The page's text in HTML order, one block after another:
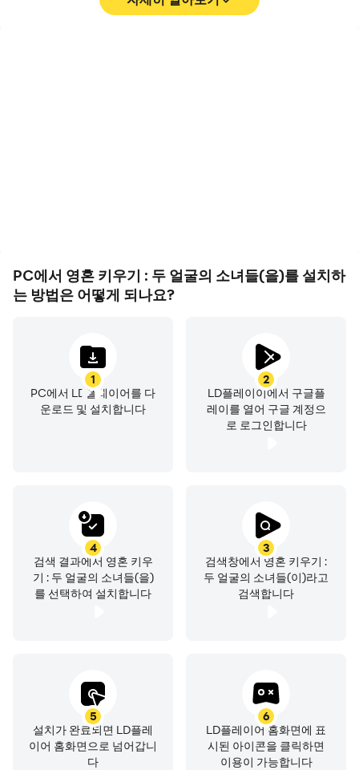
▶ 선택적 접근 권한
- 운영체제 6.0 미만: 운영체제를 업그레이드 후 접근권한
철회 or 앱 삭제
■ 주의사항 ■
1. 해당 게임에는 부분 유료 아이템이 포함되어 있습니다.
부분 유료 아이템을 결제 시, 실제 과금이 발생하는 점 유의
부탁드립니다.
개발자 연락처 :
주식회사 폴포지션게임즈 28 옥상, 옥상
성남시, 경기도 13522
South Korea 780-87-00392 2023-성남분당B-1238 본인
PC에서 영혼 키우기 : 두 얼굴의 소녀들(을)를 설치하
는 방법은 어떻게 되나요?
1
PC에서 LD플레이어를 다
운로드 및 설치합니다
2
LD플레이이에서 구글플
레이를 열어 구글 계정으
로 로그인합니다
3
검색창에서 영혼 키우기 :
두 얼굴의 소녀들(이)라고
검색합니다
4
검색 결과에서 영혼 키우
기 : 두 얼굴의 소녀들(을)
를 선택하여 설치합니다
5
설치가 완료되면 LD플레
이어 홈화면으로 넘어갑니
다
6
LD플레이어 홈화면에 표
시된 아이콘을 클릭하면
이용이 가능합니다